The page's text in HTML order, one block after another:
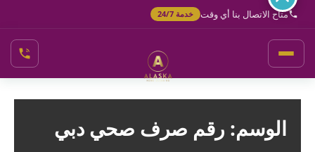
تخطي
المحتوى
متاح الاتصال بنا أي وقت خدمة 24/7
الوسم: رقم صرف صحي دبي